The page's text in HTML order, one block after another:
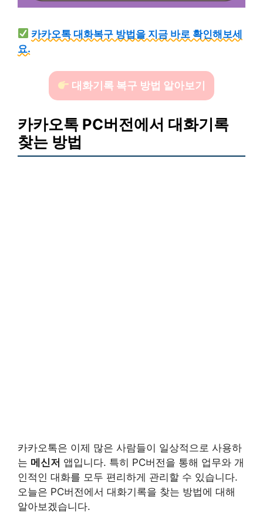
카카오톡 대화복구 방법을 지금 바로 확인해보세
요.
대화기록 복구 방법 알아보기
카카오톡 PC버전에서 대화기록
찾는 방법
카카오톡은 이제 많은 사람들이 일상적으로 사용하
는 메신저 앱입니다. 특히 PC버전을 통해 업무와 개
인적인 대화를 모두 편리하게 관리할 수 있습니다.
오늘은 PC버전에서 대화기록을 찾는 방법에 대해
알아보겠습니다.